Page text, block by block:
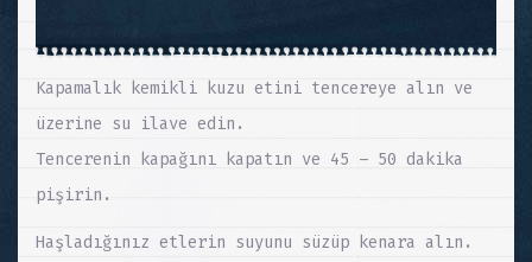
Kapamalık kemikli kuzu etini tencereye alın ve
üzerine su ilave edin.
Tencerenin kapağını kapatın ve 45 – 50 dakika
pişirin.
Haşladığınız etlerin suyunu süzüp kenara alın.